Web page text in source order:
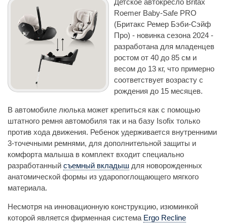
Детское автокресло Britax
Roemer Baby-Safe PRO
(Бритакс Ремер Бэби-Сэйф
Про) - новинка сезона 2024 -
разработана для младенцев
ростом от 40 до 85 см и
весом до 13 кг, что примерно
соответствует возрасту с
рождения до 15 месяцев.
В автомобиле люлька может крепиться как с помощью
штатного ремня автомобиля так и на базу Isofix только
против хода движения. Ребенок удерживается внутренними
3-точечными ремнями, для дополнительной защиты и
комфорта малыша в комплект входит специально
разработанный съемный вкладыш для новорожденных
анатомической формы из ударопоглощающего мягкого
материала.
Несмотря на инновационную конструкцию, изюминкой
которой является фирменная система Ergo Recline